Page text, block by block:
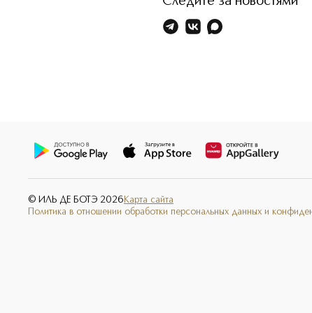
© ИЛЬ ДЕ БОТЭ 2026 Карта сайта
Политика в отношении обработки персональных данных и